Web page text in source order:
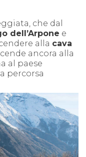
che dal
dell’Arpone e
alla cava
ancora alla
al paese
percorsa